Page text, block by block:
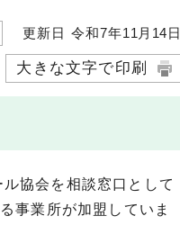
更新日 令和7年11 月 14日
大きな文字で印刷
協会を相談窓口として
事業所が加盟していま